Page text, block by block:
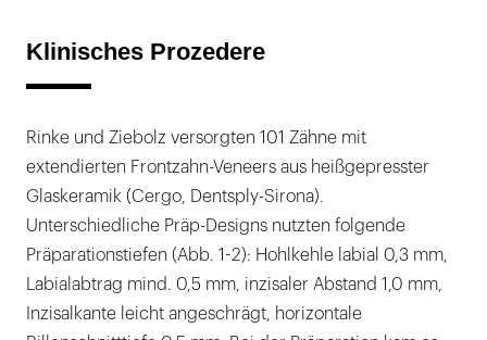
Klinisches Prozedere
Rinke und Ziebolz versorgten 101 Zähne mit
extendierten Frontzahn-Veneers aus heißgepresster
Glaskeramik (Cergo, Dentsply-Sirona).
Unterschiedliche Präp-Designs nutzten folgende
Präparationstiefen (Abb. 1-2): Hohlkehle labial 0,3 mm,
Labialabtrag mind. 0,5 mm, inzisaler Abstand 1,0 mm,
Inzisalkante leicht angeschrägt, horizontale